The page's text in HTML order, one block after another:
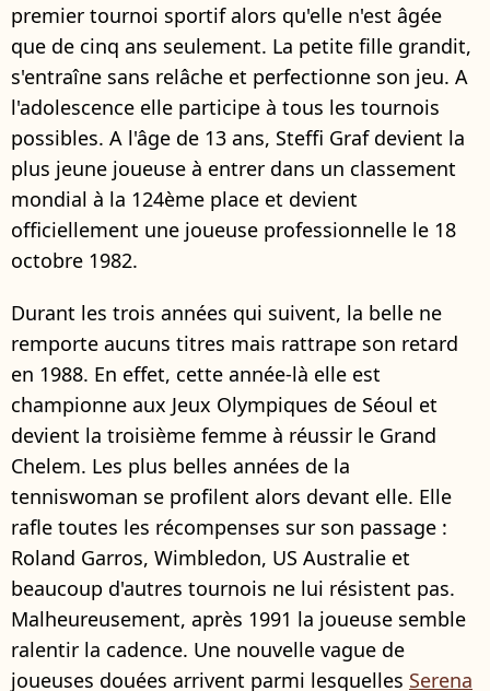
premier tournoi sportif alors qu'elle n'est âgée
que de cinq ans seulement. La petite fille grandit,
s'entraîne sans relâche et perfectionne son jeu. A
l'adolescence elle participe à tous les tournois
possibles. A l'âge de 13 ans, Steffi Graf devient la
plus jeune joueuse à entrer dans un classement
mondial à la 124ème place et devient
officiellement une joueuse professionnelle le 18
octobre 1982.
Durant les trois années qui suivent, la belle ne
remporte aucuns titres mais rattrape son retard
en 1988. En effet, cette année-là elle est
championne aux Jeux Olympiques de Séoul et
devient la troisième femme à réussir le Grand
Chelem. Les plus belles années de la
tenniswoman se profilent alors devant elle. Elle
rafle toutes les récompenses sur son passage :
Roland Garros, Wimbledon, US Australie et
beaucoup d'autres tournois ne lui résistent pas.
Malheureusement, après 1991 la joueuse semble
ralentir la cadence. Une nouvelle vague de
joueuses douées arrivent parmi lesquelles Serena